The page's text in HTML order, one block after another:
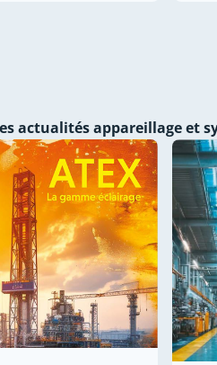
actualités appareillage et